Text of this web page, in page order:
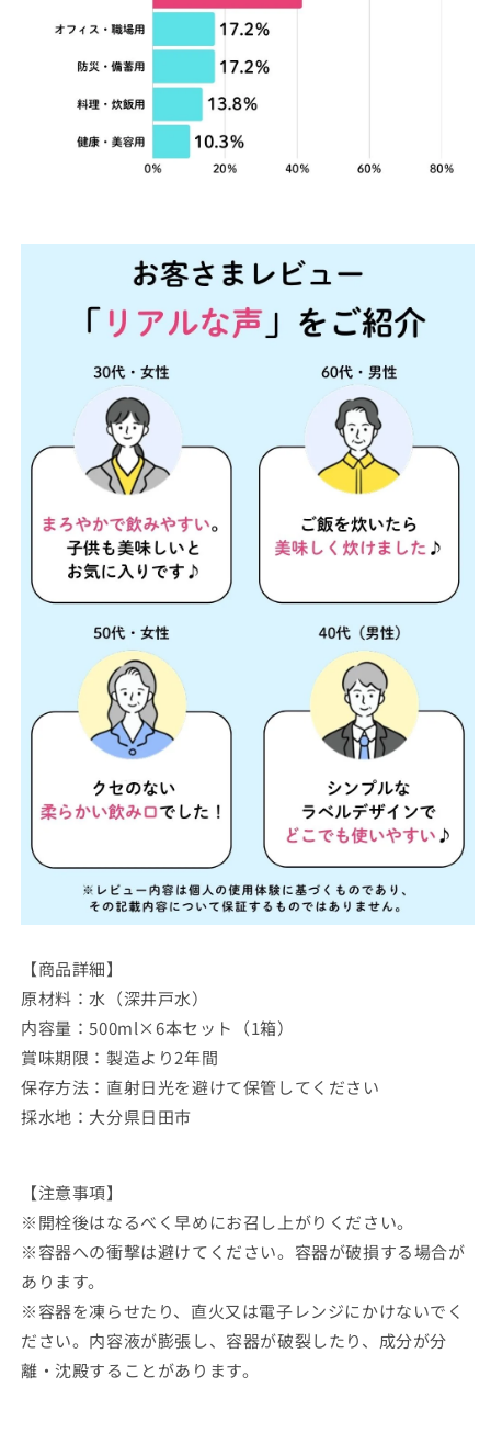
【商品詳細】
原材料：水（深井戸水）
内容量：500ml×6本セット（1箱）
賞味期限：製造より2年間
保存方法：直射日光を避けて保管してください
採水地：大分県日田市
【注意事項】
※開栓後はなるべく早めにお召し上がりください。
※容器への衝撃は避けてください。容器が破損する場合が
あります。
※容器を凍らせたり、直火又は電子レンジにかけないでく
ださい。内容液が膨張し、容器が破裂したり、成分が分
離・沈殿することがあります。